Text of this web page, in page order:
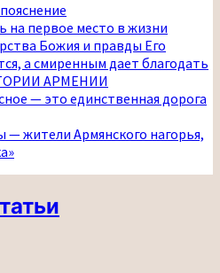
на первое место в жизни
Божия и правды Его
а смиренным дает благодать
АРМЕНИИ
— это единственная дорога
— жители Армянского нагорья,